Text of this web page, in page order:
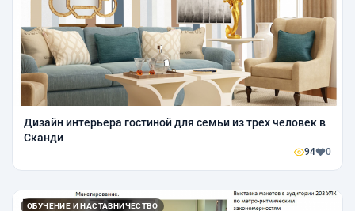
Дизайн интерьера гостиной для семьи из трех человек в
Сканди
94 0
ОБУЧЕНИЕ И НАСТАВНИЧЕСТВО